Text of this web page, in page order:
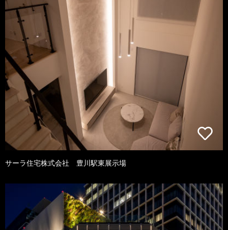
サーラ住宅株式会社 豊川駅東展示場